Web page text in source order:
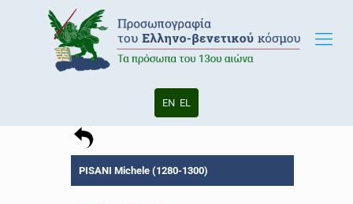
EN EL
PISANI Michele (1280-1300)